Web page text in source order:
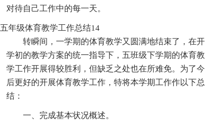
对待自己工作中的每一天。
五年级体育教学工作总结14
转瞬间，一学期的体育教学又圆满地结束了，在开
学初的教学方案的统一指导下，五班级下学期的体育教
学工作开展得较胜利，但缺乏之处也在所难免。为了今
后更好的开展体育教学工作，特将本学期工作作以下总
结：
一、完成基本状况概述。